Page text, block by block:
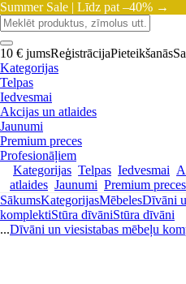
Summer Sale | Līdz pat –40% →
10 € jumsReģistrācijaPieteikšanās
Kategorijas
Telpas
Iedvesmai
Akcijas un atlaides
Jaunumi
Premium preces
Profesionāļiem
Kategorijas Telpas Iedvesmai
atlaides Jaunumi Premium preces
SākumsKategorijasMēbelesDīvāni
komplektiStūra dīvāniStūra dīvāni
...Dīvāni un viesistabas mēbeļu